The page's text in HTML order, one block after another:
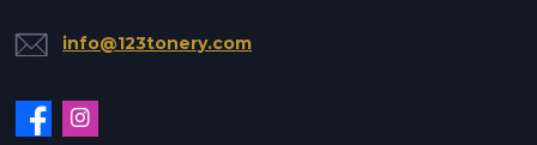
info@123tonery.com